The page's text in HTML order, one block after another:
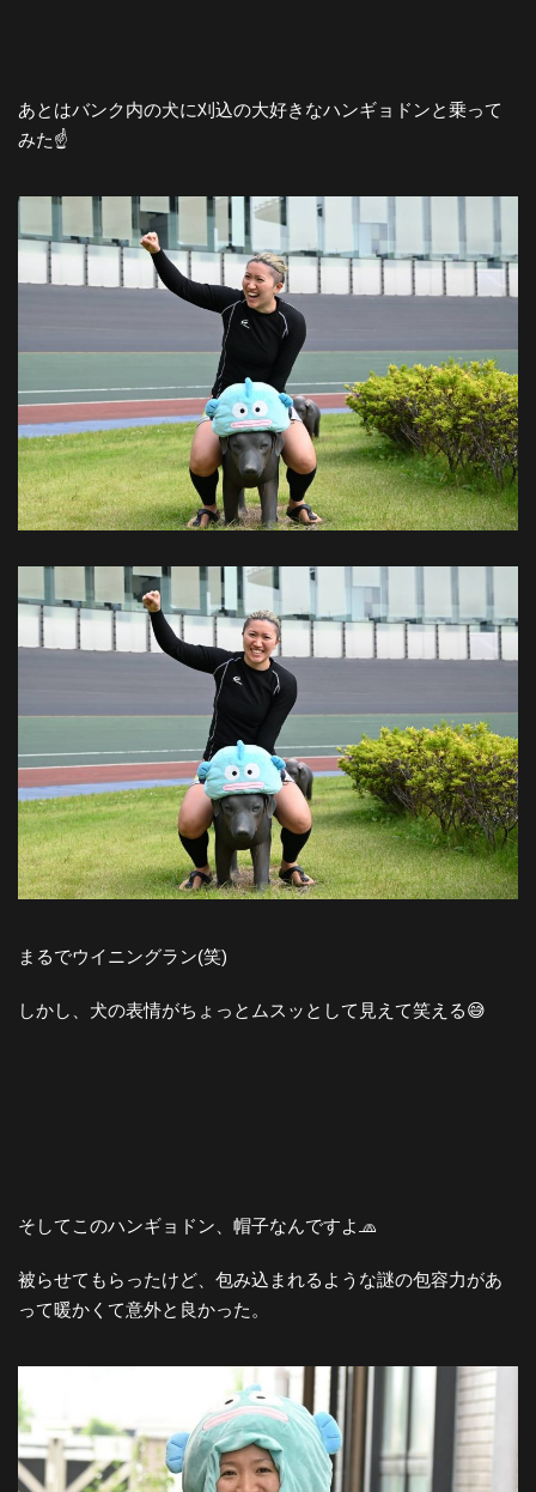
あとはバンク内の犬に刈込の大好きなハンギョドンと乗って
みた☝️
まるでウイニングラン(笑)
しかし、犬の表情がちょっとムスッとして見えて笑える😅
そしてこのハンギョドン、帽子なんですよ🧢
被らせてもらったけど、包み込まれるような謎の包容力があ
って暖かくて意外と良かった。